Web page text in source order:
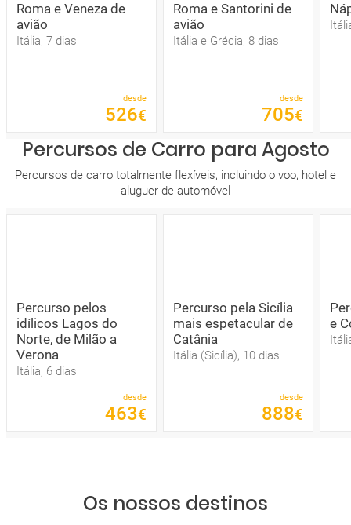
Roma e Veneza de
avião
Itália, 7 dias
desde
526€
Roma e Santorini de
avião
Itália e Grécia, 8 dias
desde
705€
Percursos de Carro para Agosto
Percursos de carro totalmente flexíveis, incluindo o voo, hotel e
aluguer de automóvel
Percurso pelos
idílicos Lagos do
Norte, de Milão a
Verona
Itália, 6 dias
desde
463€
Percurso pela Sicília
mais espetacular de
Catânia
Itália (Sicília), 10 dias
desde
888€
e
Os nossos destinos